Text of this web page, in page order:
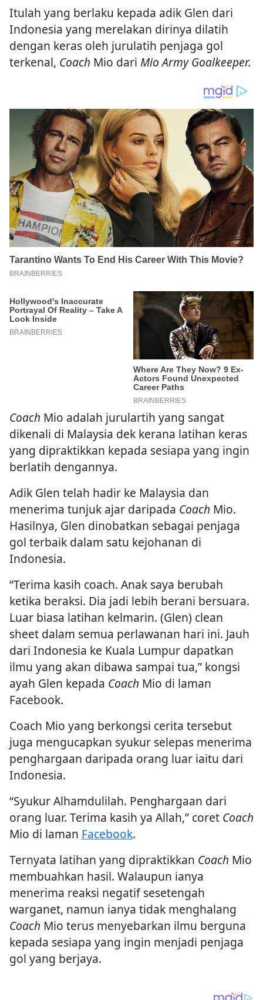
Itulah yang berlaku kepada adik Glen dari
Indonesia yang merelakan dirinya dilatih
dengan keras oleh jurulatih penjaga gol
terkenal, Coach Mio dari Mio Army Goalkeeper.
Coach Mio adalah jurulartih yang sangat
dikenali di Malaysia dek kerana latihan keras
yang dipraktikkan kepada sesiapa yang ingin
berlatih dengannya.
Adik Glen telah hadir ke Malaysia dan
menerima tunjuk ajar daripada Coach Mio.
Hasilnya, Glen dinobatkan sebagai penjaga
gol terbaik dalam satu kejohanan di
Indonesia.
“Terima kasih coach. Anak saya berubah
ketika beraksi. Dia jadi lebih berani bersuara.
Luar biasa latihan kelmarin. (Glen) clean
sheet dalam semua perlawanan hari ini. Jauh
dari Indonesia ke Kuala Lumpur dapatkan
ilmu yang akan dibawa sampai tua,” kongsi
ayah Glen kepada Coach Mio di laman
Facebook.
Coach Mio yang berkongsi cerita tersebut
juga mengucapkan syukur selepas menerima
penghargaan daripada orang luar iaitu dari
Indonesia.
“Syukur Alhamdulilah. Penghargaan dari
orang luar. Terima kasih ya Allah,” coret Coach
Mio di laman Facebook.
Ternyata latihan yang dipraktikkan Coach Mio
membuahkan hasil. Walaupun ianya
menerima reaksi negatif sesetengah
warganet, namun ianya tidak menghalang
Coach Mio terus menyebarkan ilmu berguna
kepada sesiapa yang ingin menjadi penjaga
gol yang berjaya.